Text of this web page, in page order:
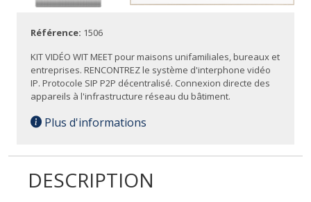
Référence: 1506
KIT VIDÉO WIT MEET pour maisons unifamiliales, bureaux et
entreprises. RENCONTREZ le système d'interphone vidéo
IP. Protocole SIP P2P décentralisé. Connexion directe des
appareils à l'infrastructure réseau du bâtiment.
Plus d'informations
DESCRIPTION